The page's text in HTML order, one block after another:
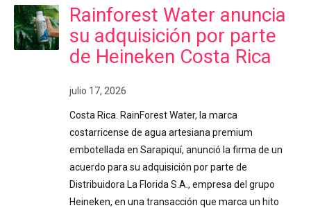
Rainforest Water anuncia
su adquisición por parte
de Heineken Costa Rica
julio 17, 2026
Costa Rica. RainForest Water, la marca
costarricense de agua artesiana premium
embotellada en Sarapiquí, anunció la firma de un
acuerdo para su adquisición por parte de
Distribuidora La Florida S.A., empresa del grupo
Heineken, en una transacción que marca un hito